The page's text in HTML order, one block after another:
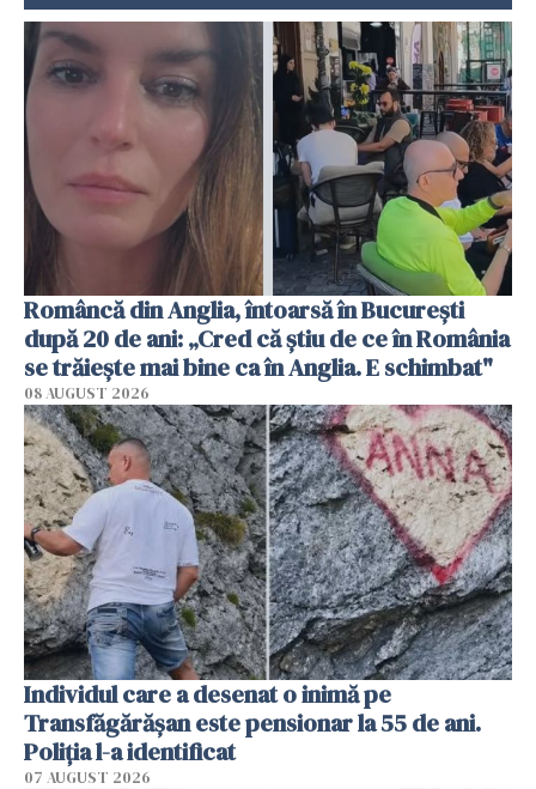
Româncă din Anglia, întoarsă în București
după 20 de ani: „Cred că știu de ce în România
se trăiește mai bine ca în Anglia. E schimbat"
08 AUGUST 2026
Individul care a desenat o inimă pe
Transfăgărășan este pensionar la 55 de ani.
Poliția l-a identificat
07 AUGUST 2026